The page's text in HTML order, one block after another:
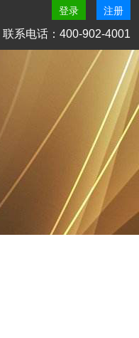
登录 注册
联系电话：400-902-4001